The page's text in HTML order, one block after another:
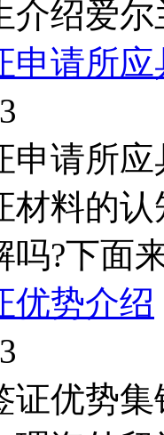
介绍爱
申请所
申请所
材料的
吗?下面
优势介绍
优势集